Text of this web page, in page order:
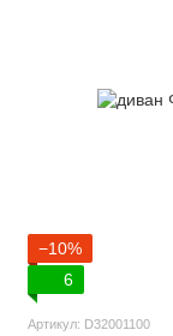
−10%
6
Артикул: D32001100